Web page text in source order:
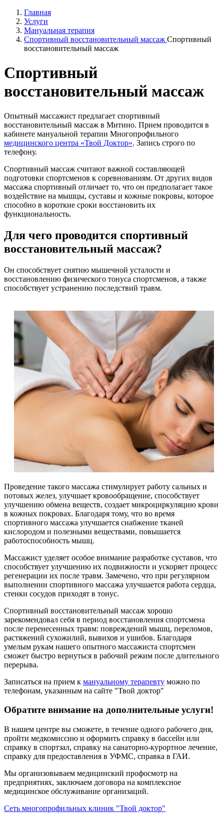
Главная
Услуги
Мануальная терапия
Спортивный восстановительный массаж Спортивный
восстановительный массаж
Спортивный
восстановительный массаж
Опытный массажист предлагает спортивный
восстановительный массаж в Митино. Прием проводится в
кабинете мануальной терапии Многопрофильного
медицинского центра «Твой Доктор». Запись строго по
телефону.
Спортивный массаж считают важной составляющей
подготовки спортсменов к соревнованиям. От других видов
массажа спортивный отличает то, что он предполагает такое
воздействие на мышцы, суставы и кожные покровы, которое
способно в короткие сроки восстановить их
функциональность.
Для чего проводится спортивный
восстановительный массаж?
Он способствует снятию мышечной усталости и
восстановлению физического тонуса спортсменов, а также
способствует устранению последствий травм.
Проведение такого массажа стимулирует работу сальных и
потовых желез, улучшает кровообращение, способствует
улучшению обмена веществ, создает микроциркуляцию крови
в кожных покровах. Благодаря тому, что во время
спортивного массажа улучшается снабжение тканей
кислородом и полезными веществами, повышается
работоспособность мышц.
Массажист уделяет особое внимание разработке суставов, что
способствует улучшению их подвижности и ускоряет процесс
регенерации их после травм. Замечено, что при регулярном
выполнении спортивного массажа улучшается работа сердца,
стенки сосудов приходят в тонус.
Спортивный восстановительный массаж хорошо
зарекомендовал себя в период восстановления спортсмена
после перенесенных травм: повреждений мышц, переломов,
растяжений сухожилий, вывихов и ушибов. Благодаря
умелым рукам нашего опытного массажиста спортсмен
сможет быстро вернуться в рабочий режим после длительного
перерыва.
Записаться на прием к мануальному терапевту можно по
телефонам, указанным на сайте "Твой доктор"
Обратите внимание на дополнительные услуги!
В нашем центре вы сможете, в течение одного рабочего дня,
пройти медкомиссию и оформить справку в бассейн или
справку в спортзал, справку на санаторно-курортное лечение,
справку для предоставления в УФМС, справка в ГАИ.
Мы организовываем медицинский профосмотр на
предприятиях, заключаем договора на комплексное
медицинское обслуживание организаций.
Сеть многопрофильных клиник "Твой доктор"